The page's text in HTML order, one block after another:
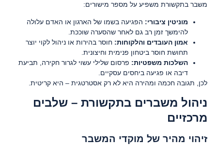
משבר בתקשורת משפיע על מספר מישורים:
מוניטין ציבורי: הפגיעה בשמו של הארגון או האדם עלולה
להימשך זמן רב גם לאחר שהסערה שוככת.
אמון העובדים והלקוחות: חוסר בהירות או ניהול לקוי יוצר
תחושת חוסר ביטחון פנימית וחיצונית.
השלכות משפטיות: פרסום שלילי עשוי לגרור חקירה, תביעת
דיבה או פגיעה ביחסים עסקיים.
לכן, תגובה חכמה ומהירה היא לא רק אסטרטגית – היא קריטית.
ניהול משברים בתקשורת – שלבים
מרכזיים
זיהוי מהיר של מוקדי המשבר